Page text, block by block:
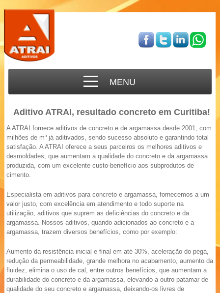
MENU
Aditivo ATRAI, resultado concreto em Curitiba!
A ATRAI fornece aditivos de concreto e de argamassa desde 2001, com
milhões de m³ já aditivados, sendo sucesso absoluto e garantindo total
satisfação. A ATRAI oferece a seus parceiros os melhores aditivos e
desmoldades, que aumentam a qualidade do concreto e da argamassa
produzida, com um excelente custo-benefício aos subprodutos de
cimento.
Especialista em aditivos para concreto e argamassa, fornecemos a um
valor justo, com excelência em atendimento e todo suporte na
utilização, aditivos que suprem as deficiências do concreto e da
argamassa. Nossos aditivos, quando adicionados ao concreto e a
argamassa, trazem diversos benefícios, como por exemplo:
Aumento da resistência inicial e final em até 30%, aceleração do pega,
redução da permeabilidade, grande melhora no acabamento, aumento da
fluidez, elimina o uso de cal, entre outros benefícios, que aumentam a
durabilidade do concreto e da argamassa, elevando a outro patamar de
qualidade do seu concreto e argamassa, deixando-os livres de